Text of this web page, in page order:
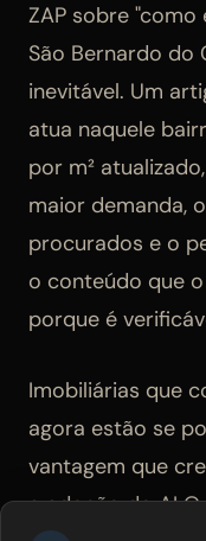
ZAP sobre "como
São Bernardo do
inevitável. Um
atua naquele
por m²
maior demanda,
procurados e o
o conteúdo que
porque é
Imobiliárias que
agora estão se
vantagem que
a adoção do AI